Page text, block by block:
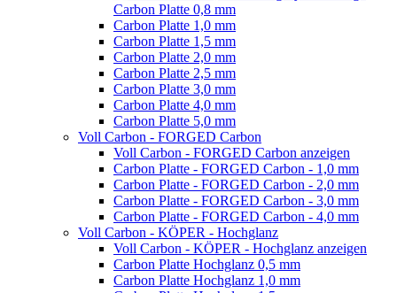
Carbon Platte 0,8 mm
Carbon Platte 1,0 mm
Carbon Platte 1,5 mm
Carbon Platte 2,0 mm
Carbon Platte 2,5 mm
Carbon Platte 3,0 mm
Carbon Platte 4,0 mm
Carbon Platte 5,0 mm
Voll Carbon - FORGED Carbon
Voll Carbon - FORGED Carbon anzeigen
Carbon Platte - FORGED Carbon - 1,0 mm
Carbon Platte - FORGED Carbon - 2,0 mm
Carbon Platte - FORGED Carbon - 3,0 mm
Carbon Platte - FORGED Carbon - 4,0 mm
Voll Carbon - KÖPER - Hochglanz
Voll Carbon - KÖPER - Hochglanz anzeigen
Carbon Platte Hochglanz 0,5 mm
Carbon Platte Hochglanz 1,0 mm